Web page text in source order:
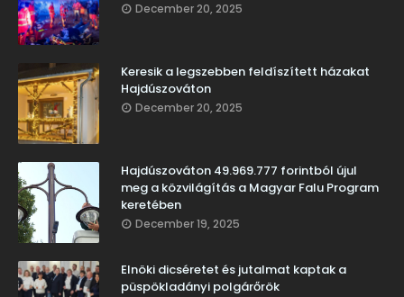
December 20, 2025
Keresik a legszebben feldíszített házakat
Hajdúszováton
December 20, 2025
Hajdúszováton 49.969.777 forintból újul
meg a közvilágítás a Magyar Falu Program
keretében
December 19, 2025
Elnöki dicséretet és jutalmat kaptak a
püspökladányi polgárőrök